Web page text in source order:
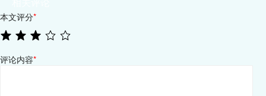
本文评分*
评论内容*